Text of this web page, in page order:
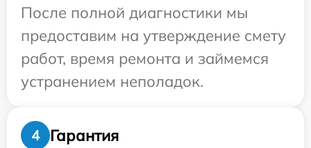
После полной диагностики мы
предоставим на утверждение смету
работ, время ремонта и займемся
устранением неполадок.
4
Гарантия